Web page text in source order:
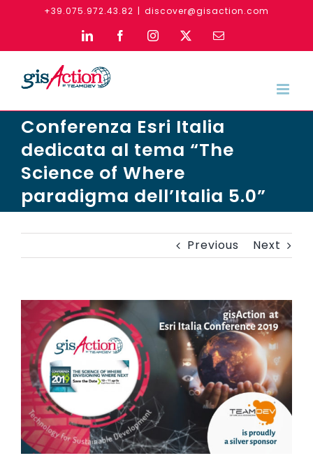
+39.075.972.43.82 | discover@gisaction.com
LinkedInFacebookInstagram Email
Conferenza Esri Italia
dedicata al tema “The
Science of Where
paradigma dell’Italia 5.0”
Previous Next
View
Larger
Image